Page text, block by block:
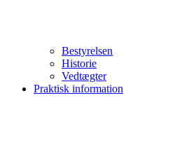
Bestyrelsen
Historie
Vedtægter
Praktisk information